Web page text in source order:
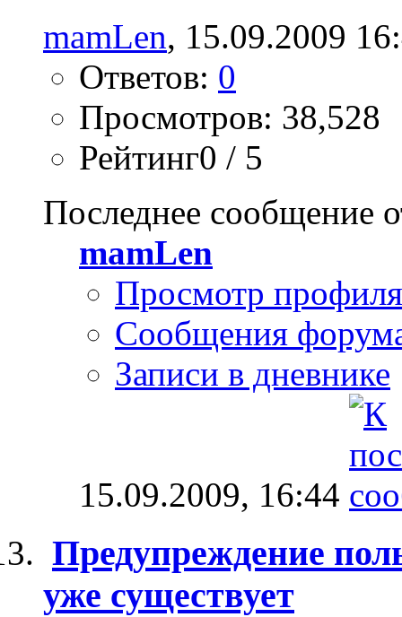
mamLen, 15.09.2009
Ответов: 0
Просмотров: 38,528
Рейтинг0 / 5
Последнее сообщение
mamLen
Просмотр профиля
Сообщения
Записи в дневнике
15.09.2009, 16:44
Предупреждение
уже существует